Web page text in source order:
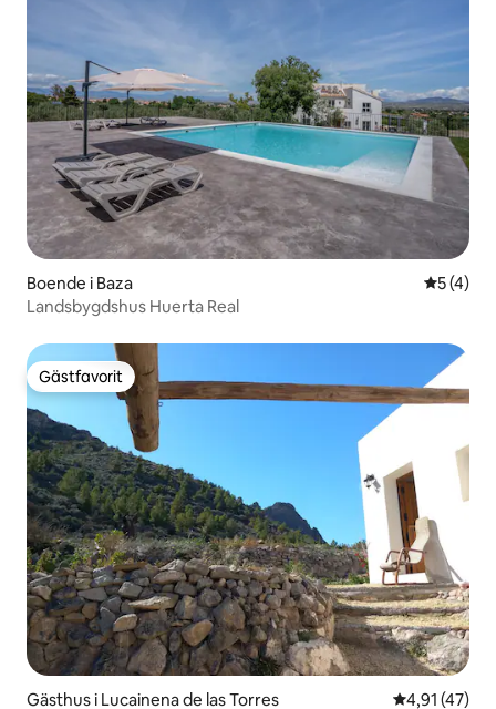
Boende i Baza 5 av 5 i
5 (4)
Landsbygdshus Huerta Real
Gästfavorit
Gästfavorit
Gästhus i Lucainena de las Torres 4,91 av 5 i
4,91 (47)